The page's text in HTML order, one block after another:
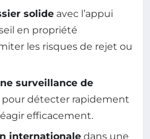
solide avec l’appui
en propriété
les risques de rejet ou
surveillance de
pour détecter rapidement
efficacement.
internationale dans une